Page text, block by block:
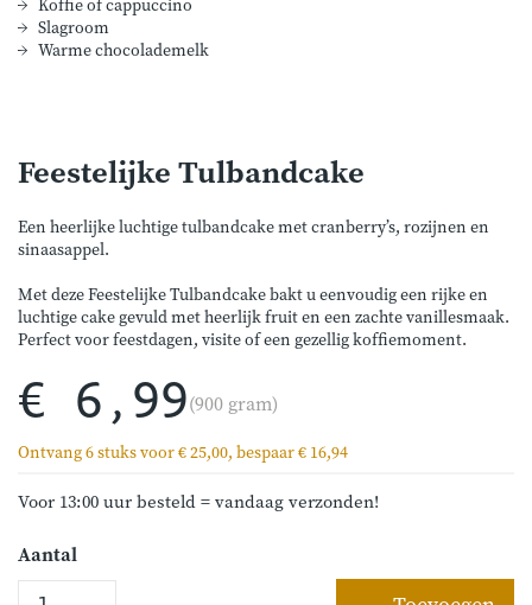
Koffie of cappuccino
Slagroom
Warme chocolademelk
Feestelijke Tulbandcake
Een heerlijke luchtige tulbandcake met cranberry’s, rozijnen en
sinaasappel.
Met deze Feestelijke Tulbandcake bakt u eenvoudig een rijke en
luchtige cake gevuld met heerlijk fruit en een zachte vanillesmaak.
Perfect voor feestdagen, visite of een gezellig koffiemoment.
€ 6,99(900 gram)
Ontvang 6 stuks voor € 25,00, bespaar € 16,94
Voor 13:00 uur besteld = vandaag verzonden!
Aantal